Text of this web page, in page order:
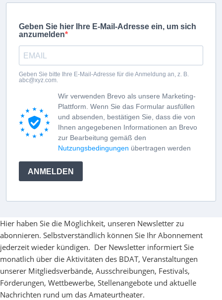
Geben Sie hier Ihre E-Mail-Adresse ein, um sich
anzumelden
Geben Sie bitte Ihre E-Mail-Adresse für die Anmeldung an, z. B.
abc@xyz.com.
Wir verwenden Brevo als unsere Marketing-
Plattform. Wenn Sie das Formular ausfüllen
und absenden, bestätigen Sie, dass die von
Ihnen angegebenen Informationen an Brevo
zur Bearbeitung gemäß den
Nutzungsbedingungen übertragen werden
ANMELDEN
Hier haben Sie die Möglichkeit, unseren Newsletter zu
abonnieren. Selbstverständlich können Sie Ihr Abonnement
jederzeit wieder kündigen. Der Newsletter informiert Sie
monatlich über die Aktivitäten des BDAT, Veranstaltungen
unserer Mitgliedsverbände, Ausschreibungen, Festivals,
Förderungen, Wettbewerbe, Stellenangebote und aktuelle
Nachrichten rund um das Amateurtheater.